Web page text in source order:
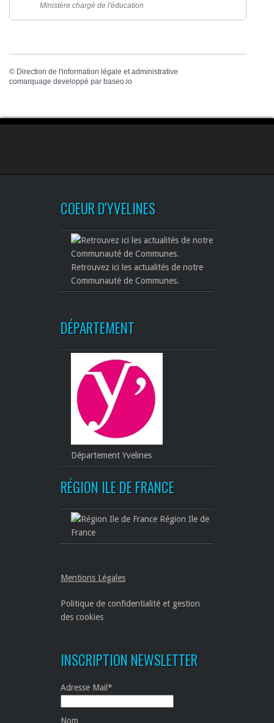
Ministère chargé de l'éducation
© Direction de l'information légale et administrative
comarquage developpé par baseo.io
COEUR D'YVELINES
Retrouvez ici les actualités de notre
Communauté de Communes.
DÉPARTEMENT
Département Yvelines
RÉGION ILE DE FRANCE
Région Ile de
France
Mentions Légales
Politique de confidentialité et gestion
des cookies
INSCRIPTION NEWSLETTER
Adresse Mail*
Nom